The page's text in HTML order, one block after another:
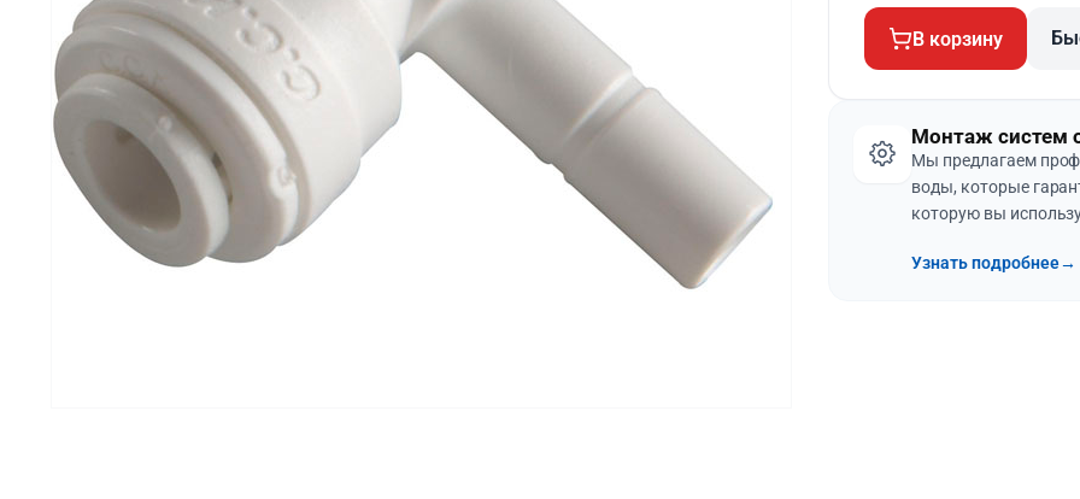
В корзину
Монтаж систем
Мы предлагаем
воды, которые
которую вы
Узнать подробнее→